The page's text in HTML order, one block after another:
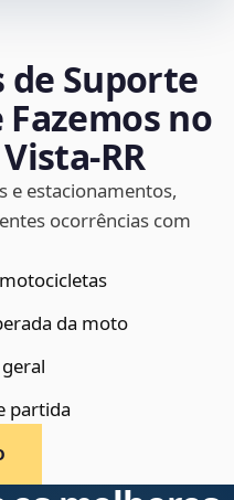
de Suporte
no
e estacionamentos,
ocorrências com
da moto
partida